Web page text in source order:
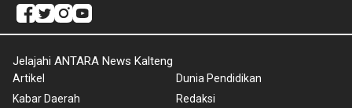
Jelajahi ANTARA News Kalteng
Artikel
Kabar Daerah
Dunia Pendidikan
Redaksi